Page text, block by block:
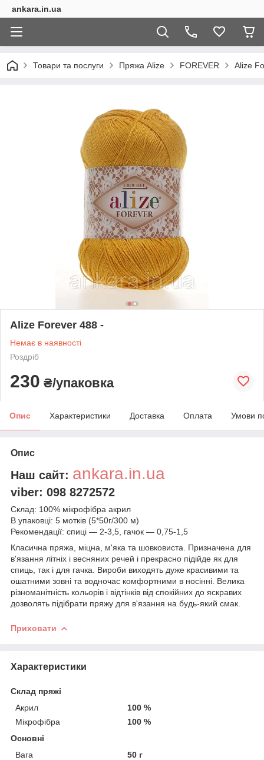
ankara.in.ua
Товари та послуги Пряжа Alize FOREVER Alize
Alize Forever 488 -
Немає в наявності
Роздріб
230 ₴/упаковка
Опис Характеристики Доставка Оплата Умови
Опис
Наш сайт: ankara.in.ua
viber: 098 8272572
Склад: 100% мікрофібра акрил
В упаковці: 5 мотків (5*50г/300 м)
Рекомендації: спиці — 2-3,5, гачок — 0,75-1,5
Класична пряжа, міцна, м'яка та шовковиста. Призначена для
в'язання літніх і весняних речей і прекрасно підійде як для
спиць, так і для гачка. Вироби виходять дуже красивими та
ошатними зовні та водночас комфортними в носінні. Велика
різноманітність кольорів і відтінків від спокійних до яскравих
дозволять підібрати пряжу для в'язання на будь-який смак.
Приховати
Характеристики
Склад пряжі
Акрил
100 %
Мікрофібра
100 %
Основні
Вага
50 г